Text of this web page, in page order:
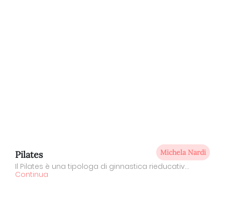
Pilates Michela Nardi
Il Pilates è una tipologa di ginnastica rieducativ...
Continua